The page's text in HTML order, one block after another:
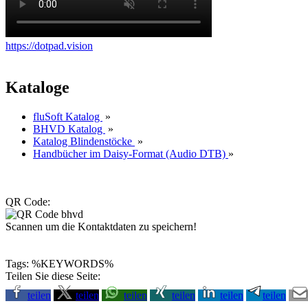
https://dotpad.vision
Kataloge
fluSoft Katalog »
BHVD Katalog »
Katalog Blindenstöcke »
Handbücher im Daisy-Format (Audio DTB) »
QR Code:
Scannen um die Kontaktdaten zu speichern!
Tags: %KEYWORDS%
Teilen Sie diese Seite:
teilen
teilen teilen teilen teilen teilen